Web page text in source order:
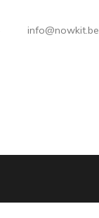
info@nowkit.be